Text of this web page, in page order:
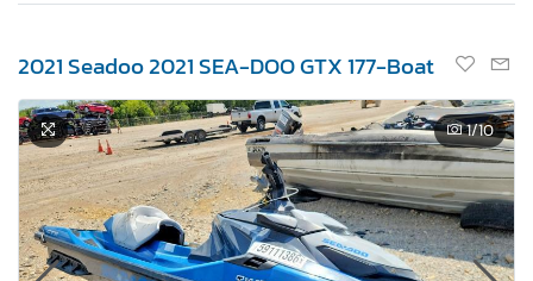
2021 Seadoo 2021 SEA-DOO GTX 177-Boat
1/10